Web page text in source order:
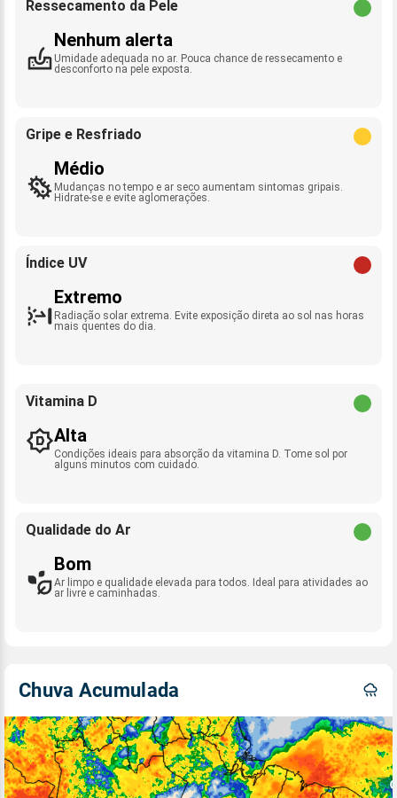
Ressecamento da Pele
Nenhum alerta
Umidade adequada no ar. Pouca chance de ressecamento e
desconforto na pele exposta.
Gripe e Resfriado
Médio
Mudanças no tempo e ar seco aumentam sintomas gripais.
Hidrate-se e evite aglomerações.
Índice UV
Extremo
Radiação solar extrema. Evite exposição direta ao sol nas horas
mais quentes do dia.
Vitamina D
Alta
Condições ideais para absorção da vitamina D. Tome sol por
alguns minutos com cuidado.
Qualidade do Ar
Bom
Ar limpo e qualidade elevada para todos. Ideal para atividades ao
ar livre e caminhadas.
Chuva Acumulada